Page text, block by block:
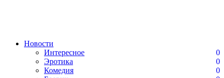
Новости
Интересное
0
Эротика
0
Комедия
0